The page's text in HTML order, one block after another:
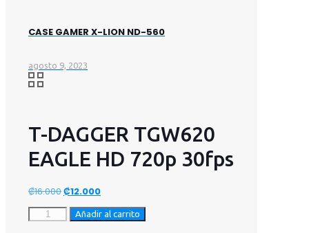
CASE GAMER X-LION ND-560
agosto 9, 2023
T-DAGGER TGW620
EAGLE HD 720p 30fps
₡16.000El
precio
original
₡12.000El
precio
actual
Añadir al carrito